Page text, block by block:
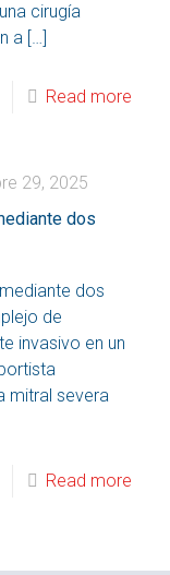
cirugía
a […]
Read more
29, 2025
dos
dos
de
invasivo en un
mitral severa
Read more